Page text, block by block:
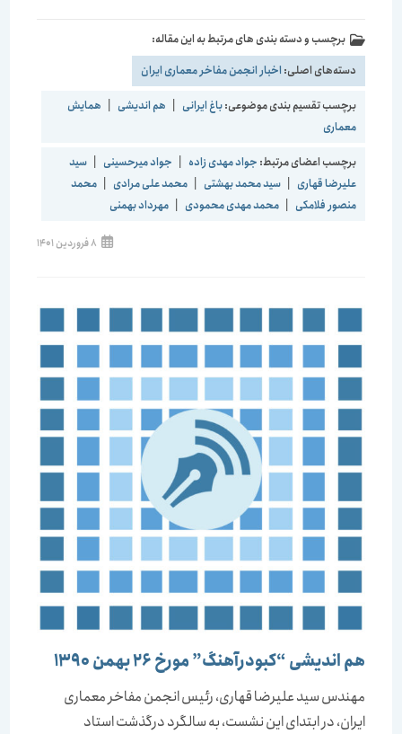
برچسب و دسته بندی های مرتبط به این مقاله:
دسته‌های اصلی:اخبار انجمن مفاخر معماری ایران
برچسب تقسیم بندی موضوعی:باغ ایرانی | هم اندیشی |
همایش
معماری
برچسب اعضای مرتبط:جواد مهدی زاده | جواد میرحسینی |
سید
علیرضا قهاری | سید محمد بهشتی | محمد علی مرادی |
محمد
منصور فلامکی | محمد مهدی محمودی | مهرداد بهمنی
نوشته
منتشر
8 فروردین 1401
هم اندیشی “کبودرآهنگ” مورخ 26 بهمن 1390
مهندس سید علیرضا قهاری، رئیس انجمن مفاخر معماری
ایران، در ابتدای این نشست، به سالگرد درگذشت استاد